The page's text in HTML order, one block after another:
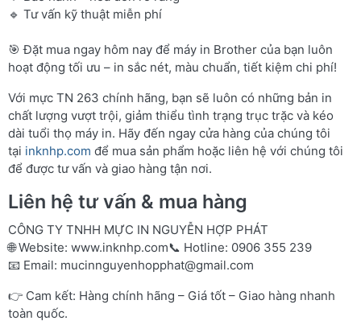
🔹 Tư vấn kỹ thuật miễn phí
🎯 Đặt mua ngay hôm nay để máy in Brother của bạn luôn
hoạt động tối ưu – in sắc nét, màu chuẩn, tiết kiệm chi phí!
Với mực TN 263 chính hãng, bạn sẽ luôn có những bản in
chất lượng vượt trội, giảm thiểu tình trạng trục trặc và kéo
dài tuổi thọ máy in. Hãy đến ngay cửa hàng của chúng tôi
tại inknhp.com để mua sản phẩm hoặc liên hệ với chúng tôi
để được tư vấn và giao hàng tận nơi.
Liên hệ tư vấn & mua hàng
CÔNG TY TNHH MỰC IN NGUYỄN HỢP PHÁT
🌐 Website: www.inknhp.com📞 Hotline: 0906 355 239
📧 Email: mucinnguyenhopphat@gmail.com
👉 Cam kết: Hàng chính hãng – Giá tốt – Giao hàng nhanh
toàn quốc.